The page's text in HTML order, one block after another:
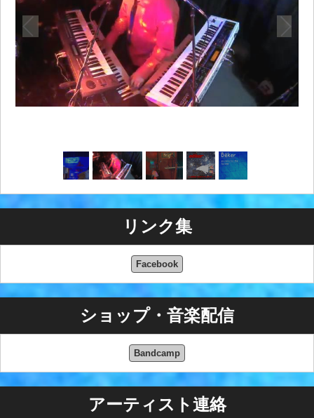
リンク集
Facebook
ショップ・音楽配信
Bandcamp
アーティスト連絡